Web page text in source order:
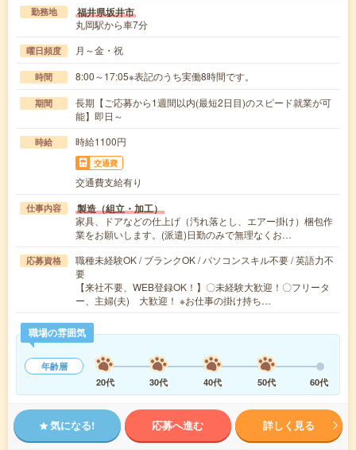
勤務地 福井県坂井市
丸岡駅から車7分
曜日頻度 月～金・祝
時間 8:00～17:05※表記のうち実働8時間です。
期間
長期【ご応募から1週間以内(最短2日目)のスピード就業が可
能】即日～
時給 時給1100円
交通費
交通費支給有り
仕事内容 製造（組立・加工）
家具、ドアなどの仕上げ（汚れ落とし、エアー掛け）梱包作
業をお願いします。(派遣)日勤のみで無理なくお…
応募資格
職種未経験OK / ブランクOK / パソコンスキル不要 / 英語力不
要
【来社不要、WEB登録OK！】〇未経験大歓迎！〇フリータ
ー、主婦(夫) 大歓迎！ ※お仕事の掛け持ち…
職場の雰囲気
年齢層
20代
30代 40代 50代 60代
気になる! 応募へ進む 詳しく見る